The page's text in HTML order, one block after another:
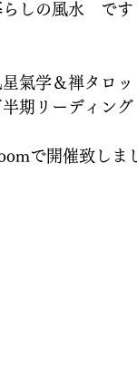
しの風水　です
星氣学＆禅タロッ
半期リーディング
で開催致しま